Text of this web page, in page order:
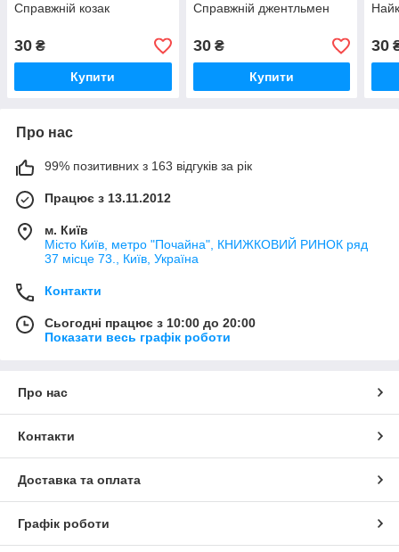
Справжній козак
30 ₴
Купити
Справжній джентльмен
30₴
Купити
30
Про нас
99% позитивних з 163 відгуків за рік
Працює з 13.11.2012
м. Київ
Місто Київ, метро "Почайна", КНИЖКОВИЙ РИНОК ряд
37 місце 73., Київ, Україна
Контакти
Сьогодні працює з 10:00 до 20:00
Показати весь графік роботи
Про нас
Контакти
Доставка та оплата
Графік роботи